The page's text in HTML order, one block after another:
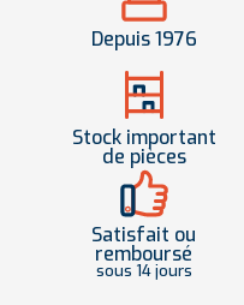
Depuis 1976
Stock important
de pièces
Satisfait ou
remboursé
sous 14 jours